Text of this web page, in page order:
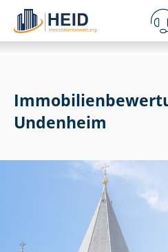
Undenheim